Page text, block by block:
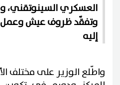
العسكري السينوتقني،
وتفقّد ظروف عيش وعمل
إليه
واطّلع الوزير على مختلف